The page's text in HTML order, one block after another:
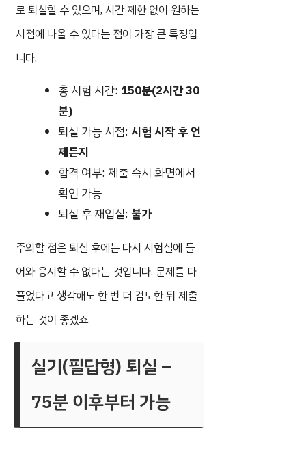
로 퇴실할 수 있으며, 시간 제한 없이 원하는
시점에 나올 수 있다는 점이 가장 큰 특징입
니다.
총 시험 시간: 150분(2시간 30
분)
퇴실 가능 시점:시험 시작 후 언
제든지
합격 여부: 제출 즉시 화면에서
확인 가능
퇴실 후 재입실: 불가
주의할 점은 퇴실 후에는 다시 시험실에 들
어와 응시할 수 없다는 것입니다. 문제를 다
풀었다고 생각해도 한 번 더 검토한 뒤 제출
하는 것이 좋겠죠.
실기(필답형) 퇴실 –
75분 이후부터 가능